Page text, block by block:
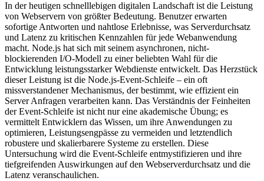
In der heutigen schnelllebigen digitalen Landschaft ist die Leistung
von Webservern von größter Bedeutung. Benutzer erwarten
sofortige Antworten und nahtlose Erlebnisse, was Serverdurchsatz
und Latenz zu kritischen Kennzahlen für jede Webanwendung
macht. Node.js hat sich mit seinem asynchronen, nicht-
blockierenden I/O-Modell zu einer beliebten Wahl für die
Entwicklung leistungsstarker Webdienste entwickelt. Das Herzstück
dieser Leistung ist die Node.js-Event-Schleife – ein oft
missverstandener Mechanismus, der bestimmt, wie effizient ein
Server Anfragen verarbeiten kann. Das Verständnis der Feinheiten
der Event-Schleife ist nicht nur eine akademische Übung; es
vermittelt Entwicklern das Wissen, um ihre Anwendungen zu
optimieren, Leistungsengpässe zu vermeiden und letztendlich
robustere und skalierbarere Systeme zu erstellen. Diese
Untersuchung wird die Event-Schleife entmystifizieren und ihre
tiefgreifenden Auswirkungen auf den Webserverdurchsatz und die
Latenz veranschaulichen.